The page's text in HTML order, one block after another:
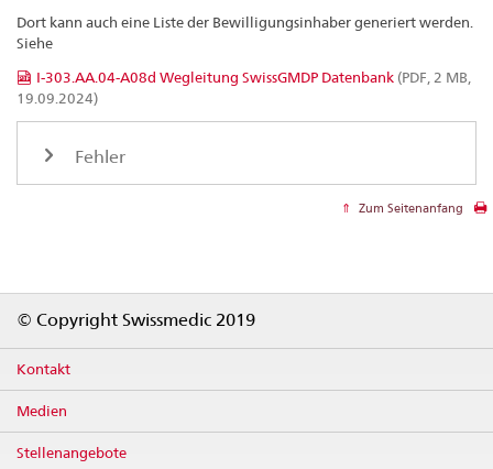
Dort kann auch eine Liste der Bewilligungsinhaber generiert werden.
Siehe
I-303.AA.04-A08d Wegleitung SwissGMDP Datenbank (PDF, 2 MB,
19.09.2024)
Fehler
Zum Seitenanfang
© Copyright Swissmedic 2019
Kontakt
Medien
Stellenangebote